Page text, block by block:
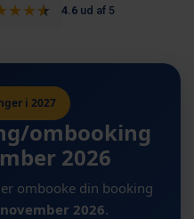
★★★
★ 4.6 ud af 5
i 2027
ombooking
2026
ombooke din booking
2026.